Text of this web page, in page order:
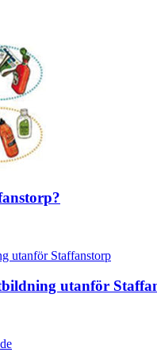
utanför